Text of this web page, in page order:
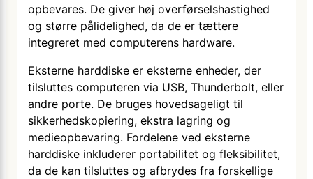
opbevares. De giver høj overførselshastighed
og større pålidelighed, da de er tættere
integreret med computerens hardware.
Eksterne harddiske er eksterne enheder, der
tilsluttes computeren via USB, Thunderbolt, eller
andre porte. De bruges hovedsageligt til
sikkerhedskopiering, ekstra lagring og
medieopbevaring. Fordelene ved eksterne
harddiske inkluderer portabilitet og fleksibilitet,
da de kan tilsluttes og afbrydes fra forskellige